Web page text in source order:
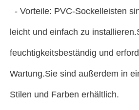
- Vorteile: PVC-Sockelleisten
leicht und einfach zu
feuchtigkeitsbeständig und
Wartung.Sie sind außerdem in
Stilen und Farben erhältlich.